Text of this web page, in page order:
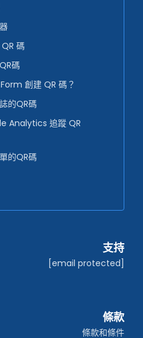
碼
碼
創建 QR 碼？
的QR碼
Analytics 追蹤 QR
的QR碼
支持
[email protected]
條款
條款和條件